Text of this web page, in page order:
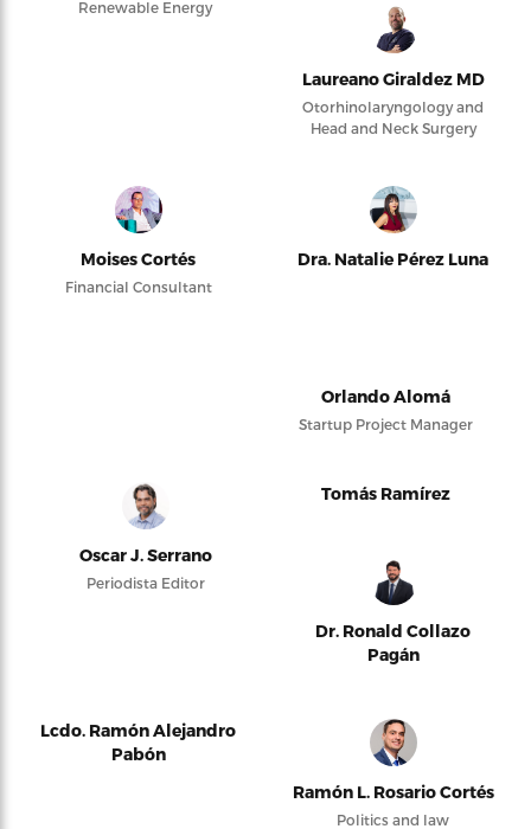
Renewable Energy
Laureano Giraldez MD
Otorhinolaryngology and
Head and Neck Surgery
Moises Cortés
Financial Consultant
Dra. Natalie Pérez Luna
Orlando Alomá
Startup Project Manager
Oscar J. Serrano
Periodista Editor
Tomás Ramírez
Dr. Ronald Collazo
Pagán
Lcdo. Ramón Alejandro
Pabón
Ramón L. Rosario Cortés
Politics and law